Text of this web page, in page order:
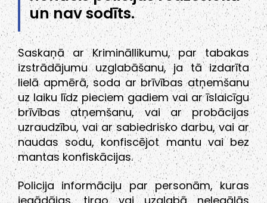
un nav sodīts.
Saskaņā ar Krimināllikumu, par tabakas
izstrādājumu uzglabāšanu, ja tā izdarīta
lielā apmērā, soda ar brīvības atņemšanu
uz laiku līdz pieciem gadiem vai ar īslaicīgu
brīvības atņemšanu, vai ar probācijas
uzraudzību, vai ar sabiedrisko darbu, vai ar
naudas sodu, konfiscējot mantu vai bez
mantas konfiskācijas.
Policija informāciju par personām, kuras